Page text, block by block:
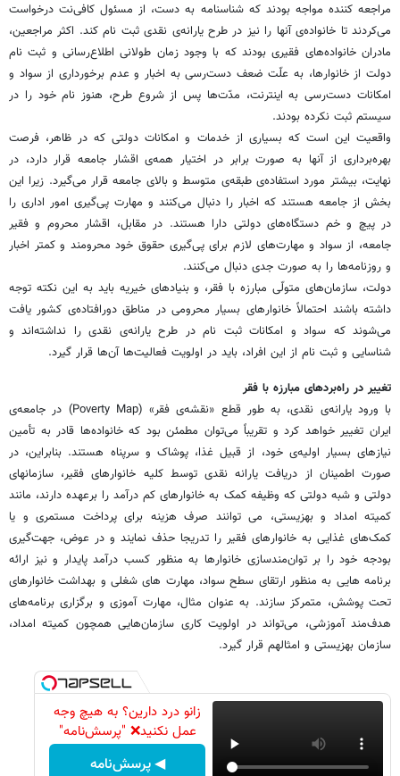
مراجعه کننده مواجه بودند که شناسنامه به دست، از مسئول کافی‌نت درخواست
می‌کردند تا خانواده‌ی آنها را نیز در طرح یارانه‌ی نقدی ثبت نام کند. اکثر مراجعین،
مادران خانواده‌های فقیری بودند که با وجود زمان طولانی اطلاع‌رسانی و ثبت نام
دولت از خانوارها، به علّت ضعف دست‌رسی به اخبار و عدم برخورداری از سواد و
امکانات دست‌رسی به اینترنت، مدّت‌ها پس از شروع طرح، هنوز نام خود را در
سیستم ثبت نکرده بودند.
واقعیت این است که بسیاری از خدمات و امکانات دولتی که در ظاهر، فرصت
بهره‌برداری از آنها به صورت برابر در اختیار همه‌ی اقشار جامعه قرار دارد، در
نهایت، بیشتر مورد استفاده‌ی طبقه‌ی متوسط و بالای جامعه‌ قرار می‌گیرد. زیرا این
بخش از جامعه هستند که اخبار را دنبال می‌کنند و مهارت پی‌گیری امور اداری را
در پیچ‌ و خم‌ دستگاه‌های دولتی دارا هستند. در مقابل، اقشار محروم و فقیر
جامعه، از سواد و مهارت‌های لازم برای پی‌گیری حقوق خود محرومند و کمتر اخبار
و روزنامه‌ها را به صورت جدی دنبال می‌کنند.
دولت، سازمان‌های متولّی مبارزه با فقر، و بنیادهای خیریه باید به این نکته توجه
داشته باشند احتمالاً خانوارهای بسیار محرومی در مناطق دورافتاده‌ی کشور یافت
می‌شوند که سواد و امکانات ثبت نام در طرح یارانه‌ی نقدی را نداشته‌اند و
شناسایی و ثبت نام از این افراد، باید در اولویت فعالیت‌ها آن‌ها قرار گیرد.
تغییر در راه‌بردهای مبارزه با فقر
با ورود یارانه‌ی نقدی، به طور قطع «نقشه‌ی فقر» (Poverty Map) در جامعه‌ی
ایران تغییر خواهد کرد و تقریباً می‌توان مطمئن بود که خانواده‌ها قادر به تأمین
نیازهای بسیار اولیه‌ی خود، از قبیل غذا، پوشاک و سرپناه هستند. بنابراین، در
صورت اطمینان از دریافت یارانه نقدی توسط کلیه خانوارهای فقیر، سازمانهای
دولتی و شبه دولتی که وظیفه کمک به خانوارهای کم درآمد را برعهده دارند، مانند
کمیته امداد و بهزیستی، می توانند صرف هزینه برای پرداخت مستمری و یا
کمک‌های غذایی به خانوارهای فقیر را تدریجا حذف نمایند و در عوض، جهت‌گیری
بودجه خود را بر توان‌مندسازی خانوارها به منظور کسب درآمد پایدار و نیز ارائه
برنامه هایی به منظور ارتقای سطح سواد، مهارت های شغلی و بهداشت خانوارهای
تحت پوشش، متمرکز سازند. به عنوان مثال، مهارت آموزی و برگزاری برنامه‌های
هدف‌مند آموزشی، می‌تواند در اولویت کاری سازمان‌هایی همچون کمیته امداد،
سازمان بهزیستی و امثالهم قرار گیرد.
زانو درد دارین؟ به هیچ وجه
عمل نکنید❌ "پرسش‌نامه"
◀ پرسش‌نامه